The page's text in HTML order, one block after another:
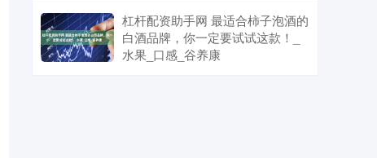
杠杆配资助手网 最适合柿子泡酒的
白酒品牌，你一定要试试这款！_
水果_口感_谷养康